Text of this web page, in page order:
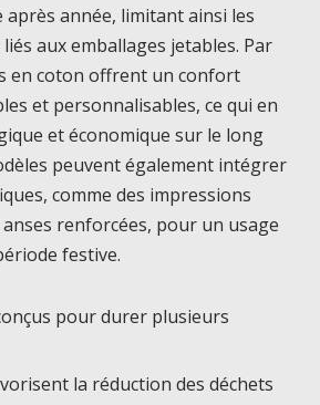
année, limitant ainsi les
aux emballages jetables. Par
en coton offrent un confort
et personnalisables, ce qui en
et économique sur le long
peuvent également intégrer
comme des impressions
renforcées, pour un usage
festive.
pour durer plusieurs
la réduction des déchets